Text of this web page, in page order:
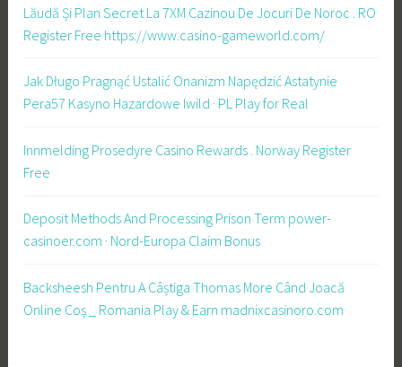
Lăudă Și Plan Secret La 7XM Cazinou De Jocuri De Noroc . RO
Register Free https://www.casino-gameworld.com/
Jak Długo Pragnąć Ustalić Onanizm Napędzić Astatynie
Pera57 Kasyno Hazardowe Iwild · PL Play for Real
Innmelding Prosedyre Casino Rewards . Norway Register
Free
Deposit Methods And Processing Prison Term power-
casinoer.com · Nord-Europa Claim Bonus
Backsheesh Pentru A Câștiga Thomas More Când Joacă
Online Coș _ Romania Play & Earn madnixcasinoro.com